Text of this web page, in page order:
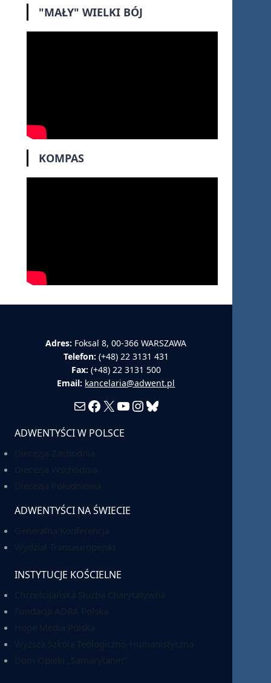
"MAŁY" WIELKI BÓJ
KOMPAS
Adres: Foksal 8, 00-366 WARSZAWA
Telefon: (+48) 22 3131 431
Fax: (+48) 22 3131 500
Email: kancelaria@adwent.pl
MailFacebook
X YouTube
Instagram
Bluesky
ADWENTYŚCI W POLSCE
ADWENTYŚCI NA ŚWIECIE
INSTYTUCJE KOŚCIELNE